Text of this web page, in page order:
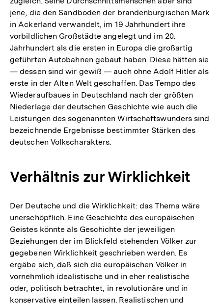
jene, die den Sandboden der brandenburgischen Mark
in Ackerland verwandelt, im 19 Jahrhundert ihre
vorbildlichen Großstädte angelegt und im 20.
Jahrhundert als die ersten in Europa die großartig
geführten Autobahnen gebaut haben. Diese hätten sie
— dessen sind wir gewiß — auch ohne Adolf Hitler als
erste in der Alten Welt geschaffen. Das Tempo des
Wiederaufbaues in Deutschland nach der größten
Niederlage der deutschen Geschichte wie auch die
Leistungen des sogenannten Wirtschaftswunders sind
bezeichnende Ergebnisse bestimmter Stärken des
deutschen Volkscharakters.
Verhältnis zur Wirklichkeit
Der Deutsche und die Wirklichkeit: das Thema wäre
unerschöpflich. Eine Geschichte des europäischen
Geistes könnte als Geschichte der jeweiligen
Beziehungen der im Blickfeld stehenden Völker zur
gegebenen Wirklichkeit geschrieben werden. Es
ergäbe sich, daß sich die europäischen Völker in
vornehmlich idealistische und in eher realistische
oder, politisch betrachtet, in revolutionäre und in
konservative einteilen lassen. Realistischen und